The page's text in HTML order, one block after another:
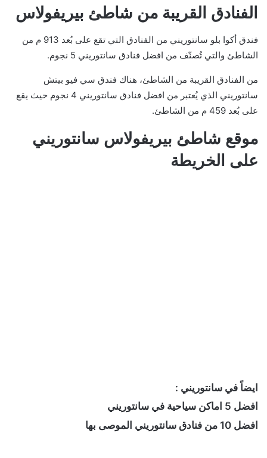
الفنادق القريبة من شاطئ بيريفولاس
فندق أكوا بلو سانتوريني من الفنادق التي تقع على بُعد 913 م من
الشاطئ والتي تُصنّف من افضل فنادق سانتوريني 5 نجوم.
من الفنادق القريبة من الشاطئ، هناك فندق سي فيو بيتش
سانتوريني الذي يُعتبر من افضل فنادق سانتوريني 4 نجوم حيث يقع
على بُعد 459 م من الشاطئ.
موقع شاطئ بيريفولاس سانتوريني
على الخريطة
ايضاً في سانتوريني :
افضل 5 اماكن سياحية في سانتوريني
افضل 10 من فنادق سانتوريني الموصى بها